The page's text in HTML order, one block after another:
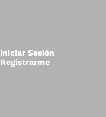
Iniciar Sesión
Registrarme